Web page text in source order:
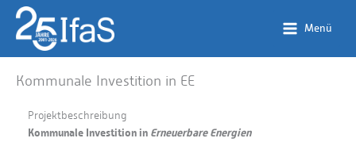
Zum
Inhalt
springen
Menü
Kommunale Investition in EE
Projektbeschreibung
Kommunale Investition in Erneuerbare Energien